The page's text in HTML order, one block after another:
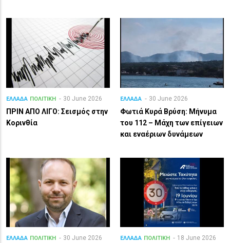
ΕΛΛΑΔΑ ΠΟΛΙΤΙΚΗ 30 June 2026
ΠΡΙΝ ΑΠΟ ΛΙΓO: Σεισμός στην
Κορινθία
ΕΛΛΑΔΑ 30 June 2026
Φωτιά Κυρά Βρύση: Μήνυμα
του 112 – Μάχη των επίγειων
και εναέριων δυνάμεων
ΕΛΛΑΔΑ ΠΟΛΙΤΙΚΗ 30 June 2026 ΕΛΛΑΔΑ ΠΟΛΙΤΙΚΗ 18 June 2026